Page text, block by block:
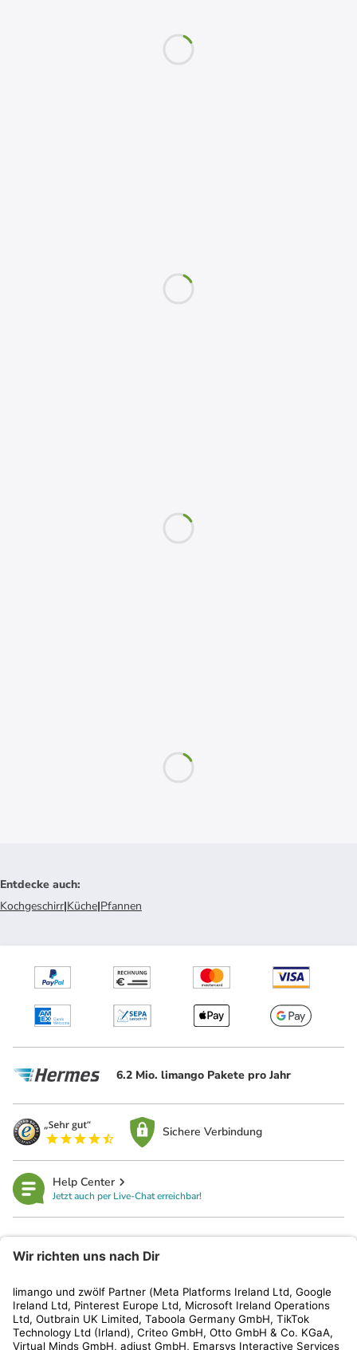
Entdecke auch:
Kochgeschirr|Küche|Pfannen
6.2 Mio. limango Pakete pro Jahr
Sichere Verbindung
Help Center
Jetzt auch per Live-Chat erreichbar!
Kundenservice